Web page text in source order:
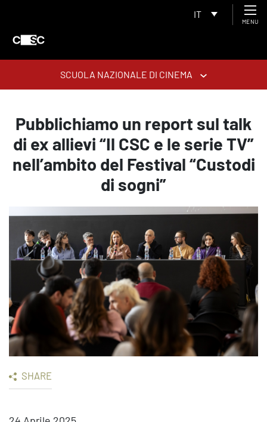
IT
MENU
SCUOLA NAZIONALE DI CINEMA
Pubblichiamo un report sul talk
di ex allievi “Il CSC e le serie TV”
nell’ambito del Festival “Custodi
di sogni”
SHARE